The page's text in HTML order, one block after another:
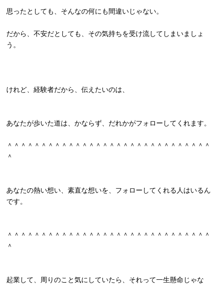
思ったとしても、そんなの何にも間違いじゃない。
だから、不安だとしても、 その気持ちを受け流してしまいましょ
う。
けれど、経験者だから、伝えたいのは、
あなたが歩いた道は、かならず、だれかがフォローしてくれます。
＾＾＾＾＾＾＾＾＾＾＾＾＾＾＾＾＾＾＾＾＾＾＾＾＾＾＾＾＾＾
＾
あなたの熱い想い、素直な想いを、 フォローしてくれる人はいるん
です。
＾＾＾＾＾＾＾＾＾＾＾＾＾＾＾＾＾＾＾＾＾＾＾＾＾＾＾＾＾＾
＾
起業して、周りのこと気にしていたら、 それって一生懸命じゃな